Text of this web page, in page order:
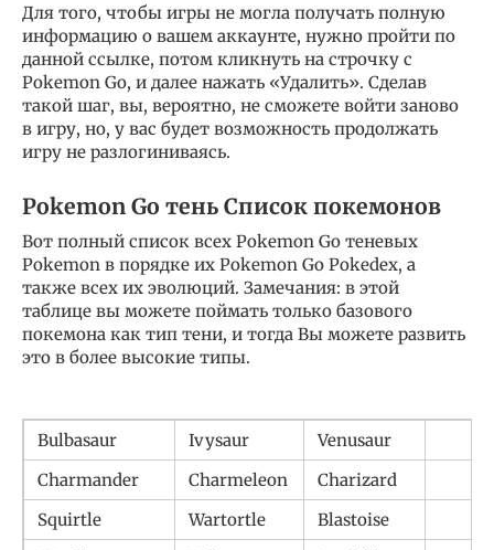
Для того, чтобы игры не могла получать полную
информацию о вашем аккаунте, нужно пройти по
данной ссылке, потом кликнуть на строчку с
Pokemon Go, и далее нажать «Удалить». Сделав
такой шаг, вы, вероятно, не сможете войти заново
в игру, но, у вас будет возможность продолжать
игру не разлогиниваясь.
Pokemon Go тень Список покемонов
Вот полный список всех Pokemon Go теневых
Pokemon в порядке их Pokemon Go Pokedex, а
также всех их эволюций. Замечания: в этой
таблице вы можете поймать только базового
покемона как тип тени, и тогда Вы можете развить
это в более высокие типы.
Bulbasaur Ivysaur
Venusaur
Charmander
Charmeleon
Charizard
Squirtle
Wartortle
Blastoise